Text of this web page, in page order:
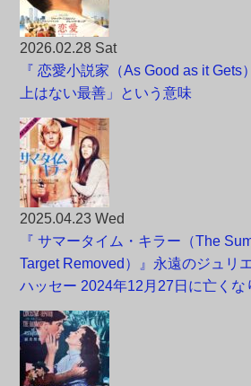
2026.02.28 Sat
『 恋愛小説家（As Good as it Gets
上はない最善」という意味
2025.04.23 Wed
『 サマータイム・キラー（The
Target Removed）』永遠のジュリ
ハッセー 2024年12月27日に亡くな